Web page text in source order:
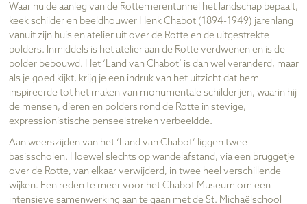
Waar nu de aanleg van de Rottemerentunnel het landschap bepaalt,
keek schilder en beeld­houwer Henk Chabot (1894-1949) jarenlang
vanuit zijn huis en atelier uit over de Rotte en de uitgestrekte
polders. lnmiddels is het atelier aan de Rotte verdwenen en is de
polder bebouwd. Het ‘Land van Chabot’ is dan wel veranderd, maar
als je goed kijkt, krijg je een indruk van het uitzicht dat hem
inspireerde tot het maken van monumentale schilderijen, waarin hij
de mensen, dieren en polders rond de Rotte in stevige,
expressionistische penseelstreken verbeeldde.
Aan weerszijden van het ‘Land van Chabot’ liggen twee
basisscholen. Hoewel slechts op wandelafstand, via een bruggetje
over de Rotte, van elkaar verwijderd, in twee heel verschillende
wijken. Een reden te meer voor het Chabot Museum om een
intensieve samenwerking aan te gaan met de St. Michaëlschool